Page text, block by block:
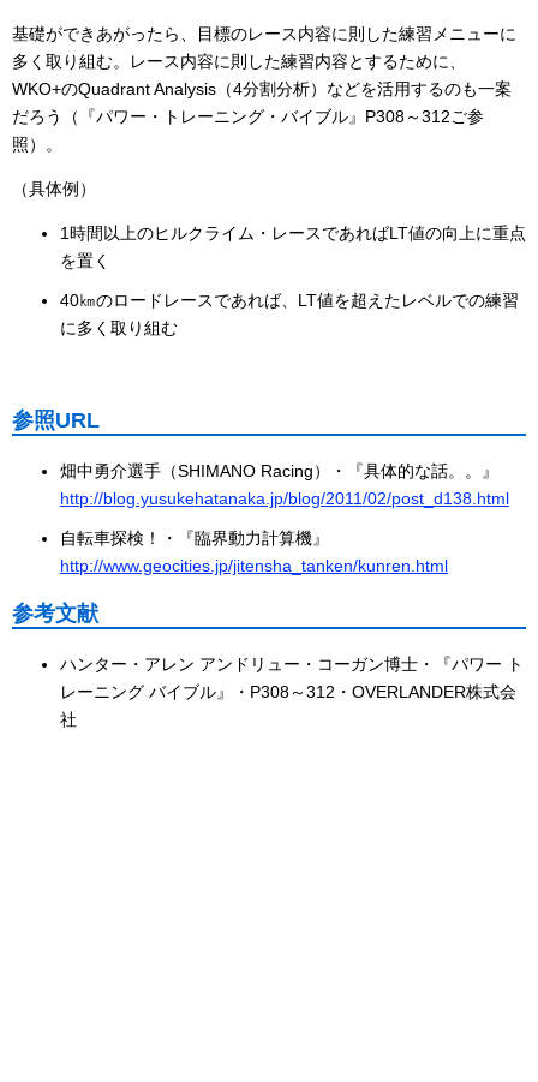
基礎ができあがったら、目標のレース内容に則した練習メニューに
多く取り組む。レース内容に則した練習内容とするために、
WKO+のQuadrant Analysis（4分割分析）などを活用するのも一案
だろう（『パワー・トレーニング・バイブル』P308～312ご参
照）。
（具体例）
1時間以上のヒルクライム・レースであればLT値の向上に重点
を置く
40㎞のロードレースであれば、LT値を超えたレベルでの練習
に多く取り組む
参照URL
畑中勇介選手（SHIMANO Racing）・『具体的な話。。』
http://blog.yusukehatanaka.jp/blog/2011/02/post_d138.html
自転車探検！・『臨界動力計算機』
http://www.geocities.jp/jitensha_tanken/kunren.html
参考文献
ハンター・アレン アンドリュー・コーガン博士・『パワー ト
レーニング バイブル』・P308～312・OVERLANDER株式会
社